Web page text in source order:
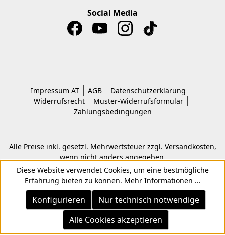
Social Media
Impressum AT AGB
Datenschutzerklärung
Widerrufsrecht
Muster-Widerrufsformular
Zahlungsbedingungen
Alle Preise inkl. gesetzl. Mehrwertsteuer zzgl. Versandkosten,
wenn nicht anders angegeben.
© 2026 Copyright © Kwon KG. Alle Rechte vorbehalten.
Diese Website verwendet Cookies, um eine bestmögliche
Erfahrung bieten zu können. Mehr Informationen ...
Nur technisch notwendige
Konfigurieren
Alle Cookies akzeptieren